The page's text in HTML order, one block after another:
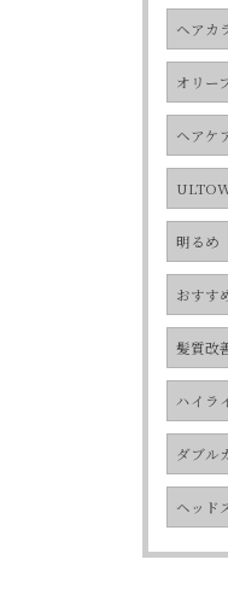
ヘアカ
オリー
ヘアケ
明るめ
おすす
髪質改
ハイラ
ダブル
ヘッド